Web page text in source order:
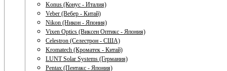
Konus (Конус - Италия)
Veber (Вебер - Китай)
Nikon (Никон - Япония)
Vixen Optics (Виксен Оптикс - Япония)
Celestron (Селестрон - США)
Kromatech (Кроматек - Китай)
LUNT Solar Systems (Германия)
Pentax (Пентакс - Япония)